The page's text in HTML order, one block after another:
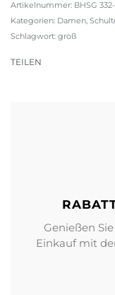
BHSG
Kategorien: Damen
Schlagwort: groß
TEILEN
Genießen
Einkauf mit